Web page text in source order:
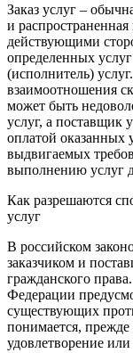
Заказ услуг –
и
действующими
определенных
(исполнитель)
взаимоотношения
может быть
услуг, а поставщик
оплатой оказанных
выдвигаемых
выполнению услуг
Как разрешаются
услуг
В российском
заказчиком и
гражданского
Федерации
существующих
понимается, прежде
удовлетворение